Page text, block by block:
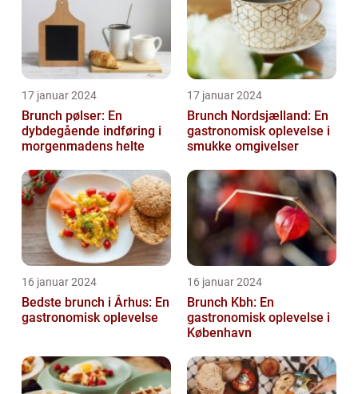
17 januar 2024
Brunch pølser: En
dybdegående indføring i
morgenmadens helte
17 januar 2024
Brunch Nordsjælland: En
gastronomisk oplevelse i
smukke omgivelser
16 januar 2024
Bedste brunch i Århus: En
gastronomisk oplevelse
16 januar 2024
Brunch Kbh: En
gastronomisk oplevelse i
København